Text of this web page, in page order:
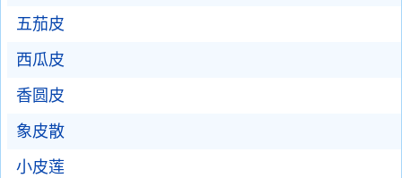
五茄皮
西瓜皮
香圆皮
象皮散
小皮莲